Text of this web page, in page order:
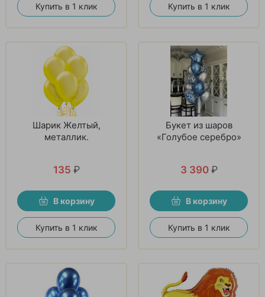
Купить в 1 клик Купить в 1 клик
Шарик Желтый,
металлик.
135 ₽
В корзину
Купить в 1 клик
Букет из шаров
«Голубое серебро»
3 390 ₽
В корзину
Купить в 1 клик